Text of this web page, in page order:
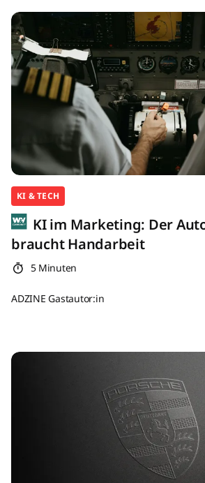
KI & TECH
KI im Marketing: Der
braucht Handarbeit
5 Minuten
ADZINE Gastautor:in